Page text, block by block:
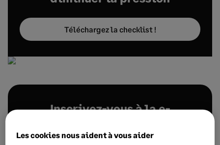
Téléchargez la checklist !
Inscrivez-vous à la e-
Les cookies nous aident à vous aider